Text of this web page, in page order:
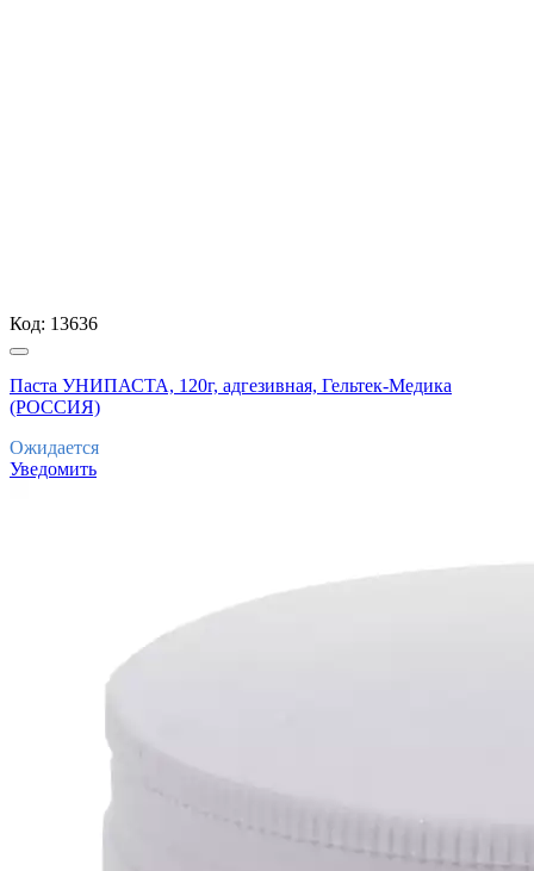
Код: 13636
Паста УНИПАСТА, 120г, адгезивная, Гельтек-Медика
(РОССИЯ)
Ожидается
Уведомить